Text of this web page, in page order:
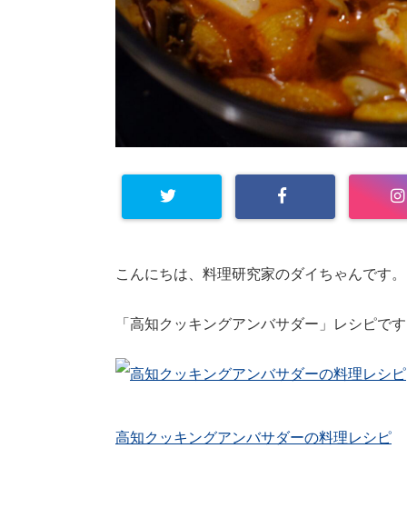
こんにちは、料理研究家のダイちゃんです。
「高知クッキングアンバサダー」レシピです
高知クッキングアンバサダーの料理レシピ